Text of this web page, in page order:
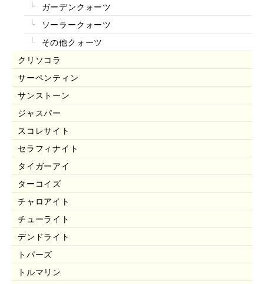
ガーデンクォーツ
ソーラークォーツ
その他クォーツ
クリソコラ
サーペンティン
サンストーン
ジャスパー
スコレサイト
セラフィナイト
タイガーアイ
ターコイズ
チャロアイト
チューライト
デンドライト
トパーズ
トルマリン